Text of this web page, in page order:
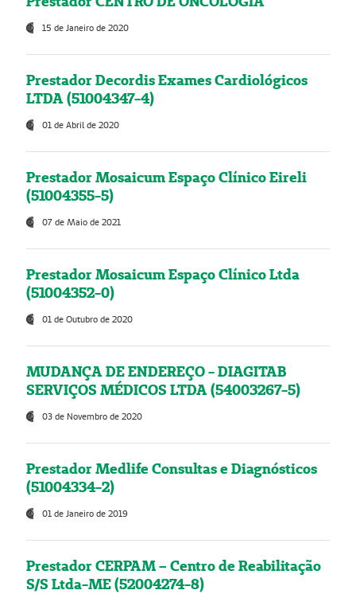
15 de Janeiro de 2020
Prestador Decordis Exames Cardiológicos
LTDA (51004347-4)
01 de Abril de 2020
Prestador Mosaicum Espaço Clínico Eireli
(51004355-5)
07 de Maio de 2021
Prestador Mosaicum Espaço Clínico Ltda
(51004352-0)
01 de Outubro de 2020
MUDANÇA DE ENDEREÇO - DIAGITAB
SERVIÇOS MÉDICOS LTDA (54003267-5)
03 de Novembro de 2020
Prestador Medlife Consultas e Diagnósticos
(51004334-2)
01 de Janeiro de 2019
Prestador CERPAM – Centro de Reabilitação
S/S Ltda-ME (52004274-8)